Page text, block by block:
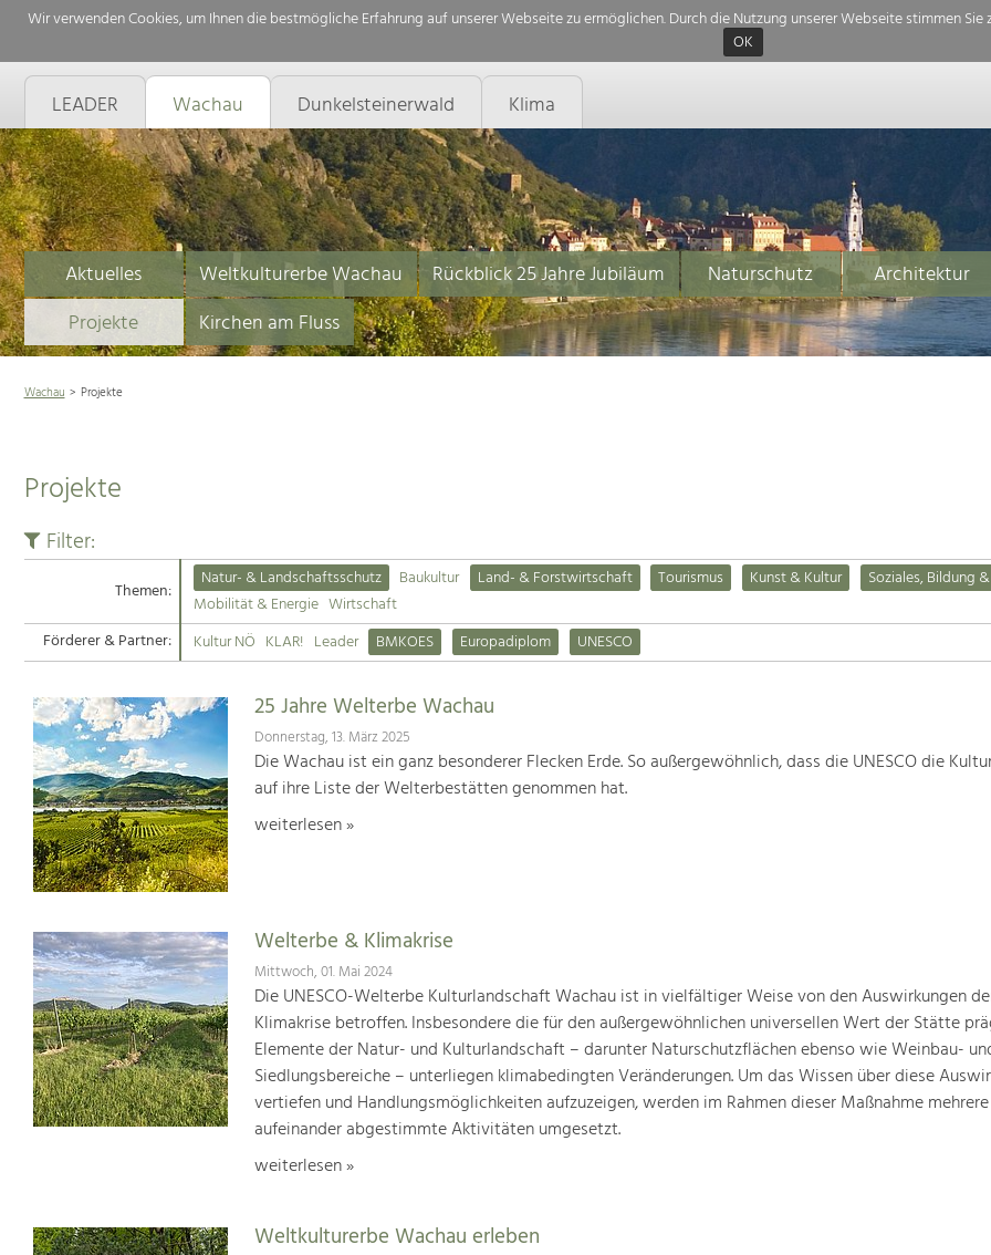
Wir verwenden Cookies, um Ihnen die bestmögliche Erfahrung auf unserer Webseite zu ermöglichen. Durch die Nutzung unserer Webseite stimmen
OK
LEADER Wachau Dunkelsteinerwald Klima
Aktuelles Weltkulturerbe Wachau Rückblick 25 Jahre Jubiläum Naturschutz Architektur
Projekte
Kirchen am Fluss
Wachau Projekte
Projekte
Filter:
Themen: Natur- & Landschaftsschutz Baukultur Land- & Forstwirtschaft Tourismus Kunst & Kultur
Soziales, Bildung
Mobilität & Energie Wirtschaft
Förderer & Partner:
Kultur NÖ KLAR! Leader BMKOES Europadiplom UNESCO
25 Jahre Welterbe Wachau
Donnerstag, 13. März 2025
Die Wachau ist ein ganz besonderer Flecken Erde. So außergewöhnlich, dass die UNESCO die
auf ihre Liste der Welterbestätten genommen hat.
weiterlesen »
Welterbe & Klimakrise
Mittwoch, 01. Mai 2024
Die UNESCO-Welterbe Kulturlandschaft Wachau ist in vielfältiger Weise von den Auswirkungen
Klimakrise betroffen. Insbesondere die für den außergewöhnlichen universellen Wert der Stätte
Elemente der Natur- und Kulturlandschaft – darunter Naturschutzflächen ebenso wie Weinbau-
Siedlungsbereiche – unterliegen klimabedingten Veränderungen. Um das Wissen über diese
vertiefen und Handlungsmöglichkeiten aufzuzeigen, werden im Rahmen dieser Maßnahme mehrere
aufeinander abgestimmte Aktivitäten umgesetzt.
weiterlesen »
Weltkulturerbe Wachau erleben